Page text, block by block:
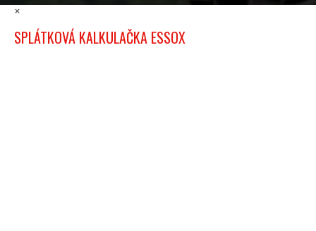
×
SPLÁTKOVÁ KALKULAČKA ESSOX